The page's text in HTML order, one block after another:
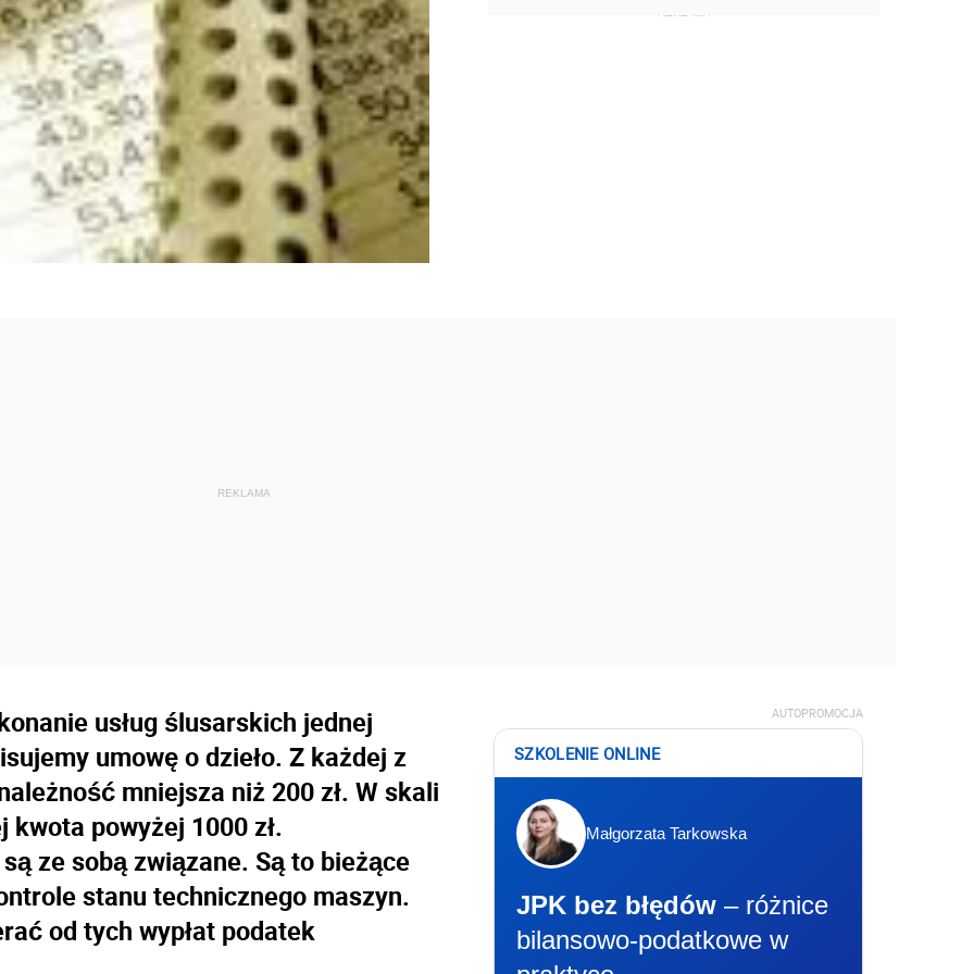
usług ślusarskich jednej
umowę o dzieło. Z każdej z
mniejsza niż 200 zł. W skali
powyżej 1000 zł.
ze sobą związane. Są to bieżące
stanu technicznego maszyn.
od tych wypłat podatek
AUTOPROMOCJA
SZKOLENIE ONLINE
Małgorzata Tarkowska
JPK bez błędów – różnice
bilansowo-podatkowe w